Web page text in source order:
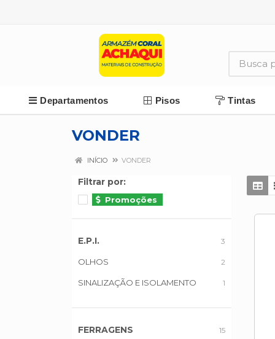
Departamentos Pisos Tintas
VONDER
INÍCIO VONDER
Filtrar por:
Promoções
E.P.I. 3
OLHOS 2
SINALIZAÇÃO E ISOLAMENTO 1
FERRAGENS 15